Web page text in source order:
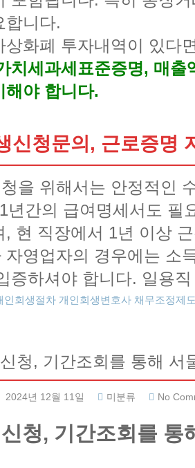
합니다.
상화폐 투자내역이 있다
치세과세표준증명, 매
해야 합니다.
신청문의, 근로증명
을 위해서는 안정적인
년간의 급여명세서도 필
, 현 직장에서 1년 이상
자영업자의 경우에는 소
증하셔야 합니다. 일용
인회생절차 개인회생변호사 채무조정제도
청, 기간조회를 통해 서
2024년 12월 11일 미분류 No
청, 기간조회를 통